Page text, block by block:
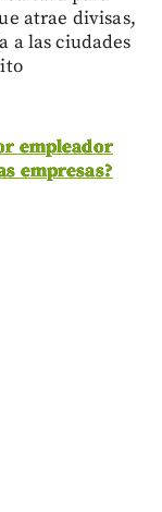
atrae divisas,
a las ciudades
empleador
empresas?